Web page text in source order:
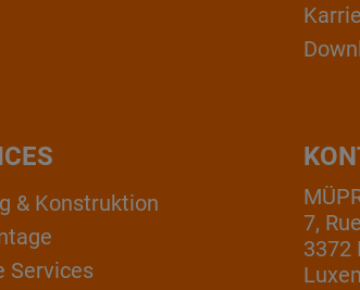
7,
3372
& Konstruktion
Services